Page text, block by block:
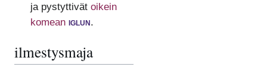
ja pystyttivät oikein
komean iglun.
ilmestysmaja